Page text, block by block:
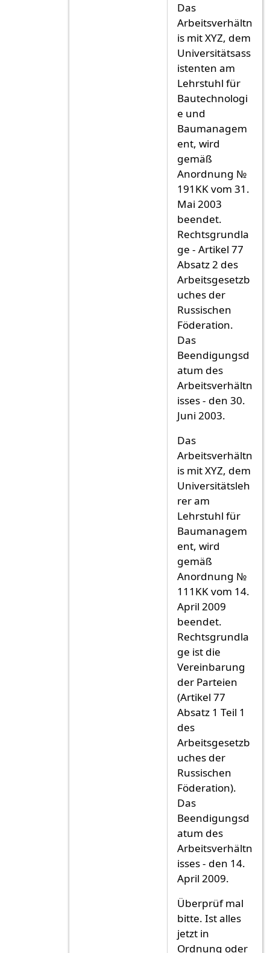
Das
Arbeitsverhältn
is mit XYZ, dem
Universitätsass
istenten am
Lehrstuhl für
Bautechnologi
e und
Baumanagem
ent, wird
gemäß
Anordnung №
191KK vom 31.
Mai 2003
beendet.
Rechtsgrundla
ge - Artikel 77
Absatz 2 des
Arbeitsgesetzb
uches der
Russischen
Föderation.
Das
Beendigungsd
atum des
Arbeitsverhältn
isses - den 30.
Juni 2003.
Das
Arbeitsverhältn
is mit XYZ, dem
Universitätsleh
rer am
Lehrstuhl für
Baumanagem
ent, wird
gemäß
Anordnung №
111KK vom 14.
April 2009
beendet.
Rechtsgrundla
ge ist die
Vereinbarung
der Parteien
(Artikel 77
Absatz 1 Teil 1
des
Arbeitsgesetzb
uches der
Russischen
Föderation).
Das
Beendigungsd
atum des
Arbeitsverhältn
isses - den 14.
April 2009.
Überprüf mal
bitte. Ist alles
jetzt in
Ordnung oder